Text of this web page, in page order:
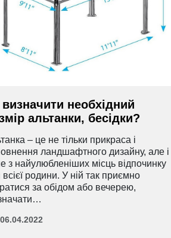
необхідний
альтанки, бесідки?
– це не тільки прикраса і
ландшафтного дизайну, але і
з найулюбленіших місць відпочинку
всієї родини. У ній так приємно
за обідом або вечерею,
06.04.2022